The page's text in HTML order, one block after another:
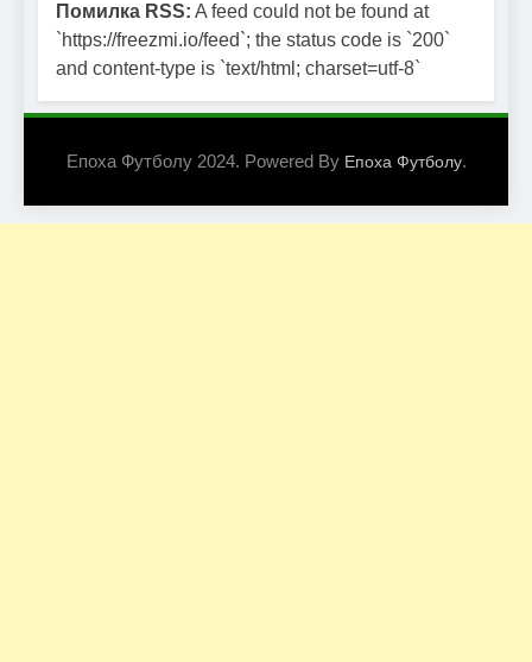
Помилка RSS: A feed could not be found at
`https://freezmi.io/feed`; the status code is `200`
and content-type is `text/html; charset=utf-8`
Епоха Футболу 2024. Powered By Епоха Футболу.